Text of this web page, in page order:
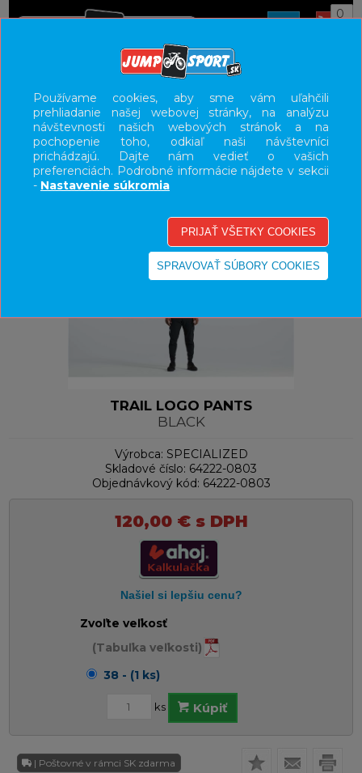
0
UŽÍVATEĽSKÝ PANEL
KATEGÓRIE
HLAVNÉ MENU
TRAIL LOGO PANTS
BLACK
Výrobca: SPECIALIZED
Skladové číslo: 64222-0803
Objednávkový kód: 64222-0803
120,00 €s DPH
Zvoľte veľkosť
(Tabuľka veľkosti)
38 - (1 ks)
ks Kúpiť
| Poštovné v rámci SK zdarma
Používame cookies, aby sme vám uľahčili
prehliadanie našej webovej stránky, na analýzu
návštevnosti našich webových stránok a na
pochopenie toho, odkiaľ naši návštevníci
prichádzajú. Dajte nám vedieť o vašich
preferenciách. Podrobné informácie nájdete v sekcii
- Nastavenie súkromia